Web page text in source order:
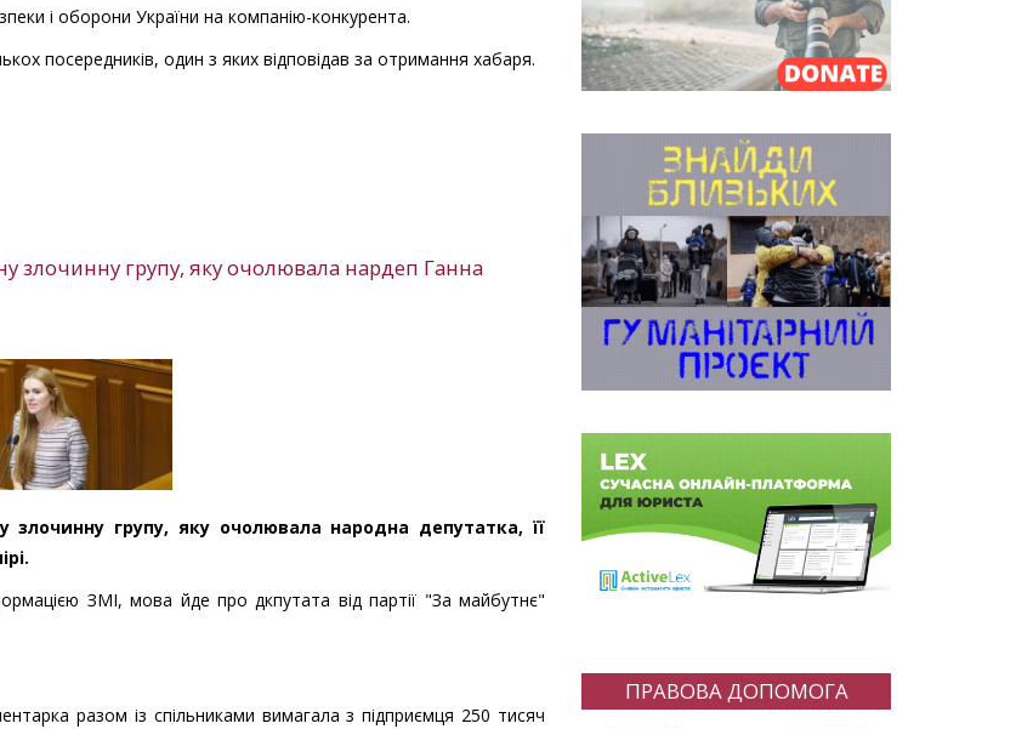
і оборони України на компанію-конкурента.
посередників, один з яких відповідав за отримання хабаря.
злочинну групу, яку очолювала нардеп Ганна
групу, яку очолювала народна депутатка, її
ЗМІ, мова йде про дкпутата від партії "За майбутнє"
разом із спільниками вимагала з підприємця 250 тисяч
ПРАВОВА ДОПОМОГА